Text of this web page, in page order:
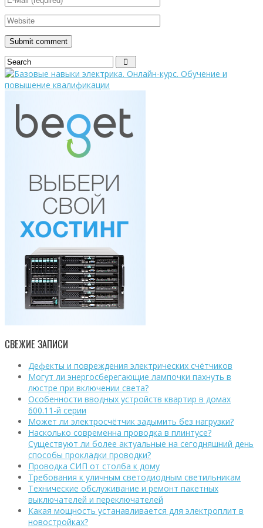
СВЕЖИЕ ЗАПИСИ
Дефекты и повреждения электрических счётчиков
Могут ли энергосберегающие лампочки пахнуть в
люстре при включении света?
Особенности вводных устройств квартир в домах
600.11-й серии
Может ли электросчётчик задымить без нагрузки?
Насколько современна проводка в плинтусе?
Существуют ли более актуальные на сегодняшний день
способы прокладки проводки?
Проводка СИП от столба к дому
Требования к уличным светодиодным светильникам
Технические обслуживание и ремонт пакетных
выключателей и переключателей
Какая мощность устанавливается для электроплит в
новостройках?